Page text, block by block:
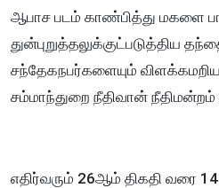
ஆபாச படம் காண்பித்து மகளை
துன்புறுத்தலுக்குட்படுத்திய
சந்தேகநபர்களையும்
சம்மாந்துறை நீதிவான் நீதிமன்றம்
எதிர்வரும் 26ஆம் திகதி வரை